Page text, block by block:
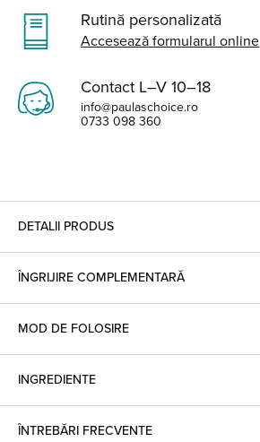
Rutină personalizată
Accesează formularul online
Contact L–V 10–18
info@paulaschoice.ro
0733 098 360
DETALII PRODUS
ÎNGRIJIRE COMPLEMENTARĂ
MOD DE FOLOSIRE
INGREDIENTE
ÎNTREBĂRI FRECVENTE